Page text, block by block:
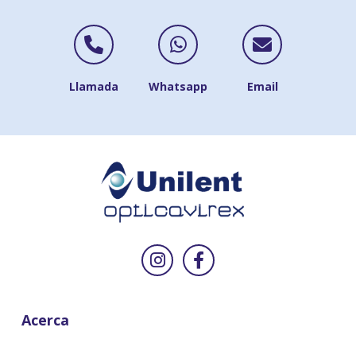
Contactar por
Llamada
Contactar
Whatsapp Email
Síguenos en
Síguenos en
Acerca